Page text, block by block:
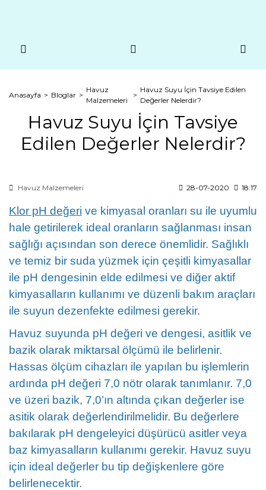
Anasayfa Bloglar
Havuz
Malzemeleri
Havuz Suyu İçin Tavsiye Edilen
Değerler Nelerdir?
Havuz Suyu İçin Tavsiye
Edilen Değerler Nelerdir?
Havuz Malzemeleri 28-07-2020 18:17
Klor pH değeri ve kimyasal oranları su ile uyumlu
hale getirilerek ideal oranların sağlanması insan
sağlığı açısından son derece önemlidir. Sağlıklı
ve temiz bir suda yüzmek için çeşitli kimyasallar
ile pH dengesinin elde edilmesi ve diğer aktif
kimyasalların kullanımı ve düzenli bakım araçları
ile suyun dezenfekte edilmesi gerekir.
Havuz suyunda pH değeri ve dengesi, asitlik ve
bazik olarak miktarsal ölçümü ile belirlenir.
Hassas ölçüm cihazları ile yapılan bu işlemlerin
ardında pH değeri 7,0 nötr olarak tanımlanır. 7,0
ve üzeri bazik, 7,0’ın altında çıkan değerler ise
asitik olarak değerlendirilmelidir. Bu değerlere
bakılarak pH dengeleyici düşürücü asitler veya
baz kimyasalların kullanımı gerekir. Havuz suyu
için ideal değerler bu tip değişkenlere göre
belirlenecektir.